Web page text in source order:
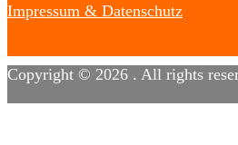
Impressum & Datenschutz
Copyright © 2026 . All rights